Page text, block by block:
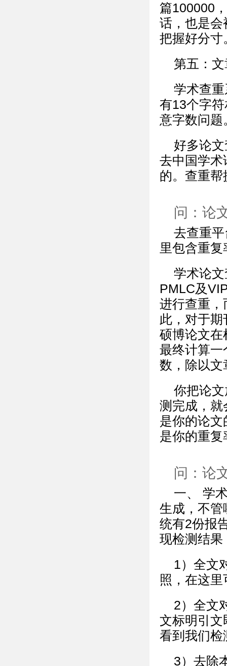
篇100000
话，也是会
把握好分寸
第五：
学术查
有13个字
意字数问题
好多论
去中国学术
的。查重
问：论
去查重
里包含重复
学术论
PMLC及
进行查重，
此，对于
硕博论文在
最终计算一
数，除以文
你把论
测完成，就
是你的论
是你的重复
问：论
一、 学
生成，不管
统有2份报
现检测结果
1）全文
照，在这
2）全文
文标明引文
看到我们检
3）去除